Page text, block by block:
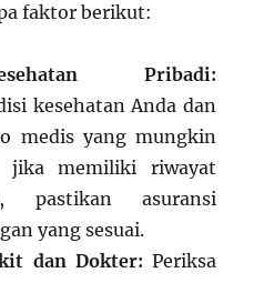
faktor berikut:
Pribadi:
kesehatan Anda dan
medis yang mungkin
jika memiliki riwayat
pastikan asuransi
yang sesuai.
dan Dokter: Periksa